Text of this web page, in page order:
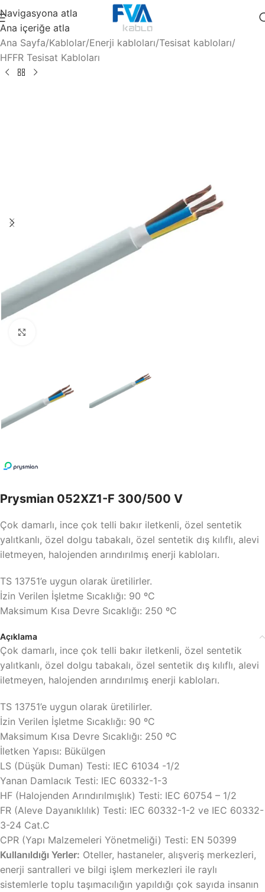
Navigasyona atla
Ana içeriğe atla
Ana Sayfa/Kablolar/Enerji kabloları/Tesisat kabloları/
HFFR Tesisat Kabloları
Prysmian 052XZ1-F 300/500 V
Çok damarlı, ince çok telli bakır iletkenli, özel sentetik
yalıtkanlı, özel dolgu tabakalı, özel sentetik dış kılıflı, alevi
iletmeyen, halojenden arındırılmış enerji kabloları.
TS 13751’e uygun olarak üretilirler.
İzin Verilen İşletme Sıcaklığı: 90 ºC
Maksimum Kısa Devre Sıcaklığı: 250 ºC
Açıklama
Çok damarlı, ince çok telli bakır iletkenli, özel sentetik
yalıtkanlı, özel dolgu tabakalı, özel sentetik dış kılıflı, alevi
iletmeyen, halojenden arındırılmış enerji kabloları.
TS 13751’e uygun olarak üretilirler.
İzin Verilen İşletme Sıcaklığı: 90 ºC
Maksimum Kısa Devre Sıcaklığı: 250 ºC
İletken Yapısı: Bükülgen
LS (Düşük Duman) Testi: IEC 61034 -1/2
Yanan Damlacık Testi: IEC 60332-1-3
HF (Halojenden Arındırılmışlık) Testi: IEC 60754 – 1/2
FR (Aleve Dayanıklılık) Testi: IEC 60332-1-2 ve IEC 60332-
3-24 Cat.C
CPR (Yapı Malzemeleri Yönetmeliği) Testi: EN 50399
Kullanıldığı Yerler: Oteller, hastaneler, alışveriş merkezleri,
enerji santralleri ve bilgi işlem merkezleri ile raylı
sistemlerle toplu taşımacılığın yapıldığı çok sayıda insanın